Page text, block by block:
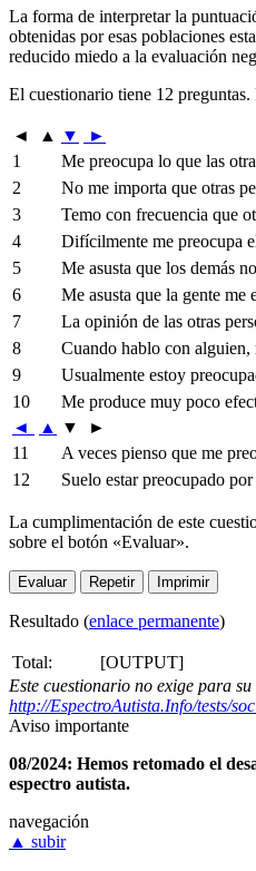
La forma de interpretar la
obtenidas por esas poblaciones
reducido miedo a la evaluación
El cuestionario tiene 12 preguntas.
◄ ▲ ▼ ►
1
Me preocupa lo que las
2
No me importa que otras
3
Temo con frecuencia que
4
Difícilmente me preocupa
5
Me asusta que los demás
6
Me asusta que la gente me
7
La opinión de las otras
8
Cuando hablo con alguien,
9
Usualmente estoy
10
Me produce muy poco
◄
▲ ▼ ►
11
A veces pienso que me
12
Suelo estar preocupado
La cumplimentación de este
sobre el botón «Evaluar».
Resultado (enlace permanente)
Total:
[OUTPUT]
Este cuestionario no exige para
http://EspectroAutista.Info/tests/
Aviso importante
08/2024: Hemos retomado el
espectro autista.
navegación
▲ subir